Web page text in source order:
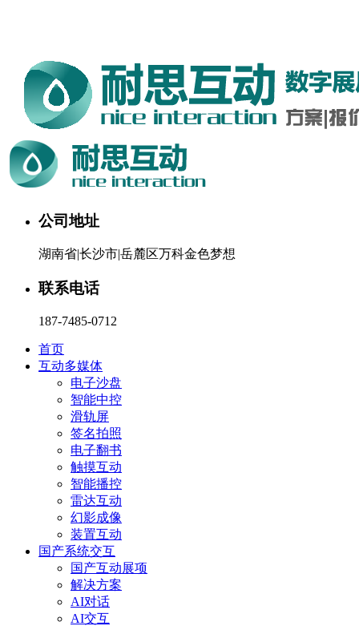
公司地址
湖南省|长沙市|岳麓区万科金色梦想
联系电话
187-7485-0712
首页
互动多媒体
电子沙盘
智能中控
滑轨屏
签名拍照
电子翻书
触摸互动
智能播控
雷达互动
幻影成像
装置互动
国产系统交互
国产互动展项
解决方案
AI对话
AI交互